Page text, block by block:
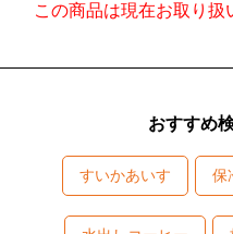
この商品は現在お取り扱
おすすめ
すいかあいす 保